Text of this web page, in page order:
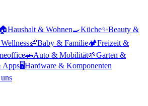
🏠Haushalt & Wohnen🍳Küche✨Beauty &
👶Baby & Familie🏕️Freizeit &
🚗Auto & Mobilität🌱Garten &
Apps🖥️Hardware & Komponenten